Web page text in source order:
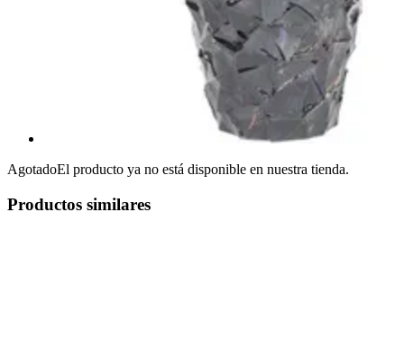
AgotadoEl producto ya no está disponible en nuestra tienda.
Productos similares